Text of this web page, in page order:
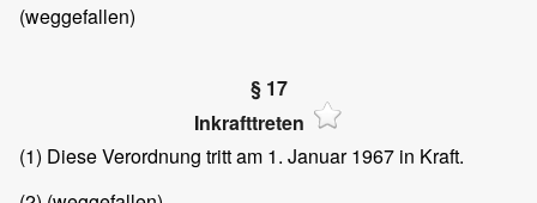
(weggefallen)
§ 17
Inkrafttreten
(1) Diese Verordnung tritt am 1. Januar 1967 in Kraft.